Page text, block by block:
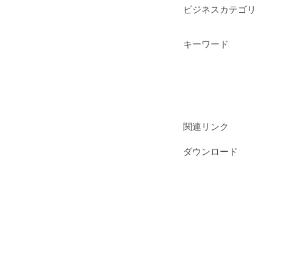
ビジネスカテゴリ
キーワード
関連リンク
ダウンロード